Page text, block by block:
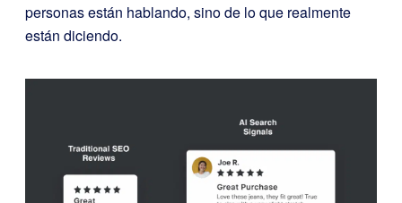
personas están hablando, sino de lo que realmente
están diciendo.